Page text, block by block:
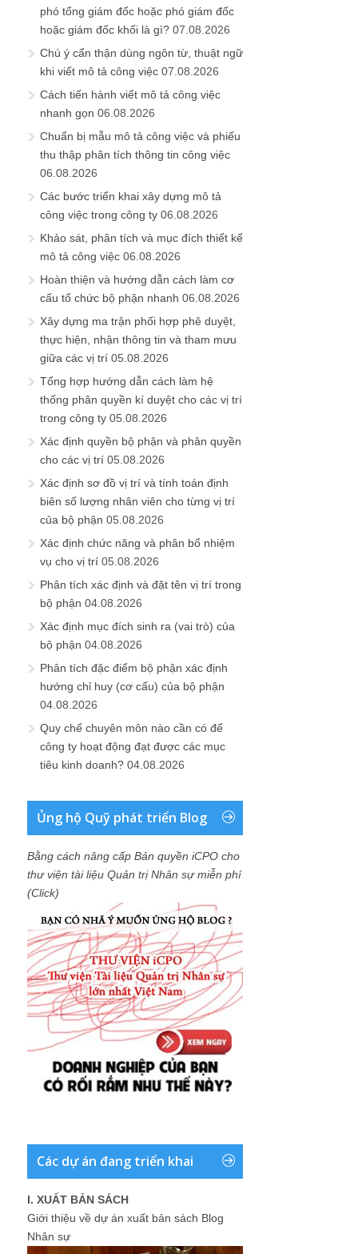
phó tổng giám đốc hoặc phó giám đốc
hoặc giám đốc khối là gì? 07.08.2026
Chú ý cẩn thận dùng ngôn từ, thuật ngữ
khi viết mô tả công việc 07.08.2026
Cách tiến hành viết mô tả công việc
nhanh gọn 06.08.2026
Chuẩn bị mẫu mô tả công việc và phiếu
thu thập phân tích thông tin công việc
06.08.2026
Các bước triển khai xây dựng mô tả
công việc trong công ty 06.08.2026
Khảo sát, phân tích và mục đích thiết kế
mô tả công việc 06.08.2026
Hoàn thiện và hướng dẫn cách làm cơ
cấu tổ chức bộ phận nhanh 06.08.2026
Xây dựng ma trận phối hợp phê duyệt,
thực hiện, nhận thông tin và tham mưu
giữa các vị trí 05.08.2026
Tổng hợp hướng dẫn cách làm hệ
thống phân quyền kí duyệt cho các vị trí
trong công ty 05.08.2026
Xác định quyền bộ phận và phân quyền
cho các vị trí 05.08.2026
Xác định sơ đồ vị trí và tính toán định
biên số lượng nhân viên cho từng vị trí
của bộ phận 05.08.2026
Xác định chức năng và phân bổ nhiệm
vụ cho vị trí 05.08.2026
Phân tích xác định và đặt tên vị trí trong
bộ phận 04.08.2026
Xác định mục đích sinh ra (vai trò) của
bộ phận 04.08.2026
Phân tích đặc điểm bộ phận xác định
hướng chỉ huy (cơ cấu) của bộ phận
04.08.2026
Quy chế chuyên môn nào cần có để
công ty hoạt động đạt được các mục
tiêu kinh doanh? 04.08.2026
Ủng hộ Quỹ phát triển Blog
Bằng cách nâng cấp Bản quyền iCPO cho
thư viện tài liệu Quản trị Nhân sự miễn phí
(Click)
Các dự án đang triển khai
I. XUẤT BẢN SÁCH
Giới thiệu về dự án xuất bản sách Blog
Nhân sự